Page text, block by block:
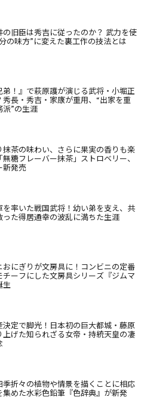
の旧臣は秀吉に従ったのか？ 武力を使
の味方”に変えた裏工作の技法とは
弟！』で萩原護が演じる武将・小堀正
秀長・秀吉・家康が重用、“出家を重
派”の生涯
抹茶の味わい、さらに果実の香りも楽
無糖フレーバー抹茶」ストロベリー、
新発売
を率いた戦国武将！幼い弟を支え、共
った得居通幸の波乱に満ちた生涯
おにぎりが文房具に！コンビニの定番
チーフにした文房具シリーズ『ジムマ
生
決定で脚光！日本初の巨大都城・藤原
上げた知られざる女帝・持統天皇の凄
季折々の植物や情景を描くことに相応
集めた水彩色鉛筆『色辞典』が新発